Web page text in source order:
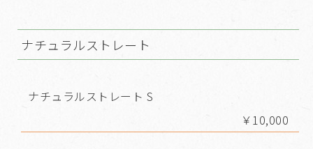
ナチュラルストレート
ナチュラルストレート S
￥10,000